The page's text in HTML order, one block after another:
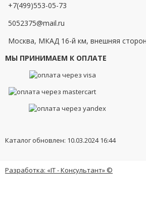
+7(499)553-05-73
5052375@mail.ru
Москва, МКАД 16-й км, внешняя
МЫ ПРИНИМАЕМ К ОПЛАТЕ
Каталог обновлен: 10.03.2024 16:44
Разработка: «IT - Консультант» ©